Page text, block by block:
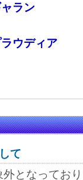
ラン
ウディア
て
となってお